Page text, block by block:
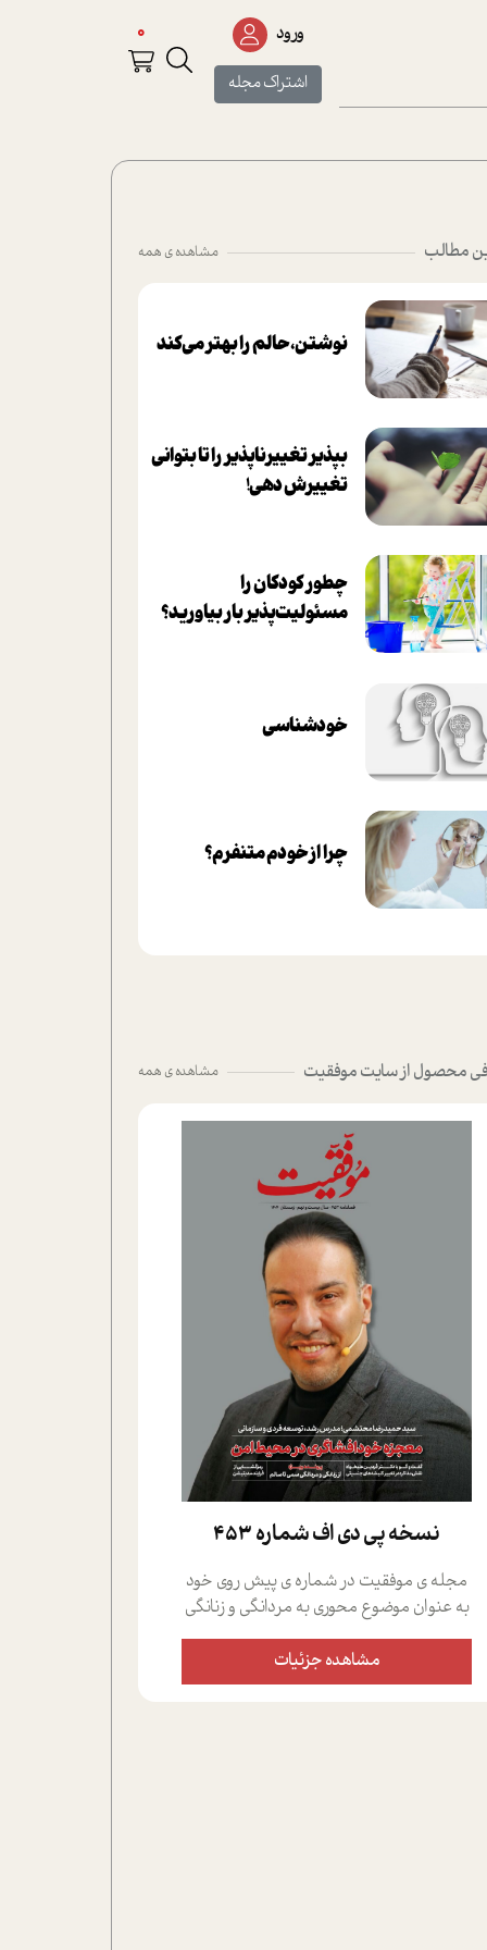
ورود
اشتراک مجله
0
مطالب مشاهده ی همه
نوشتن، حالم را بهتر می‌کند
بپذير تغييرناپذير را تا بتواني
تغييرش دهي!‏
چطور کودکان را
مسئولیت‌پذیر بار بیاورید؟
خودشناسی
چرا از خودم متنفرم؟
محصول از سایت موفقیت مشاهده ی همه
نسخه پي دي اف شماره 453
مجله ی موفقیت در شماره ی پیش روی خود
به عنوان موضوع محوری به مردانگی و زنانگی
سمی پرداخته است؛ علاوه بر این که؛ گفت و
گویی اختصاصی داشته ایم با فردین علیخواه،
جامعه شناس در بخش های مختلف تلاش
مشاهده جزئیات